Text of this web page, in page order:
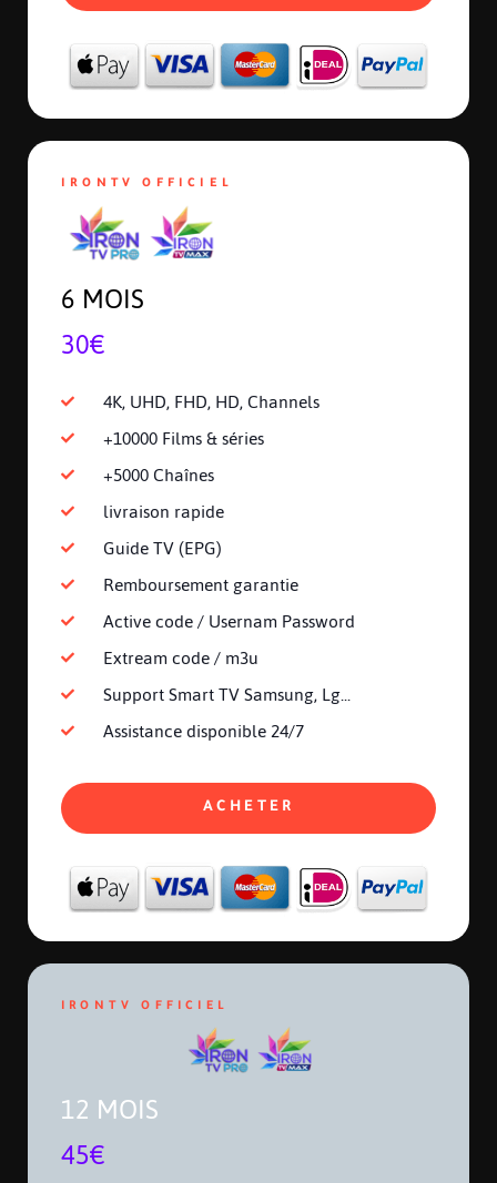
IRONTV OFFICIEL
6 MOIS
30€
4K, UHD, FHD, HD, Channels
+10000 Films & séries
+5000 Chaînes
livraison rapide
Guide TV (EPG)
Remboursement garantie
Active code / Usernam Password
Extream code / m3u
Support Smart TV Samsung, Lg...
Assistance disponible 24/7
ACHETER
IRONTV OFFICIEL
12 MOIS
45€